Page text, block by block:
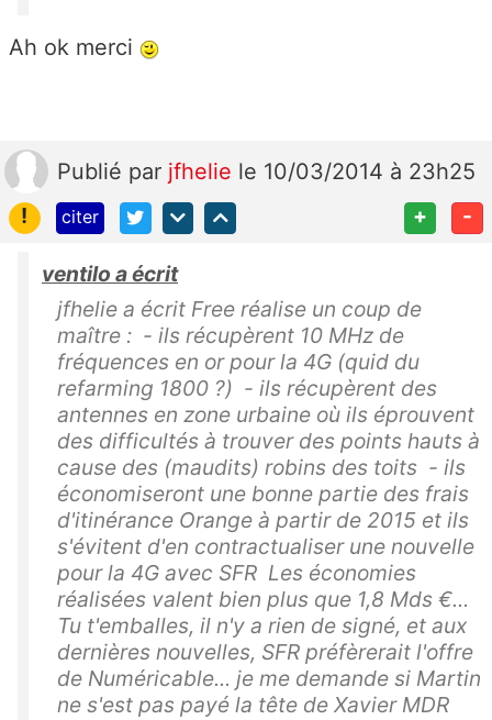
Ah ok merci
Publié par jfhelie le 10/03/2014 à 23h25
!
citer + -
ventilo a écrit
jfhelie a écrit Free réalise un coup de
maître : - ils récupèrent 10 MHz de
fréquences en or pour la 4G (quid du
refarming 1800 ?) - ils récupèrent des
antennes en zone urbaine où ils éprouvent
des difficultés à trouver des points hauts à
cause des (maudits) robins des toits - ils
économiseront une bonne partie des frais
d'itinérance Orange à partir de 2015 et ils
s'évitent d'en contractualiser une nouvelle
pour la 4G avec SFR Les économies
réalisées valent bien plus que 1,8 Mds €...
Tu t'emballes, il n'y a rien de signé, et aux
dernières nouvelles, SFR préfèrerait l'offre
de Numéricable... je me demande si Martin
ne s'est pas payé la tête de Xavier MDR